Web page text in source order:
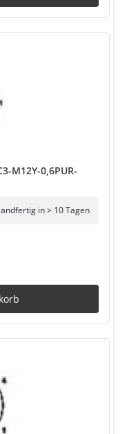
M12Y-0,6PUR-
in > 10 Tagen